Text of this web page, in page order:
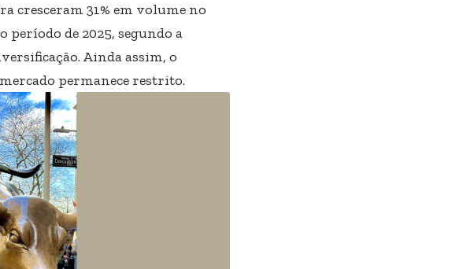
cresceram 31% em volume no
período de 2025, segundo a
Ainda assim, o
permanece restrito.